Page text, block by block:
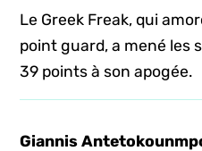
Le Greek Freak, qui
point guard, a mené les
39 points à son apogée.
Giannis